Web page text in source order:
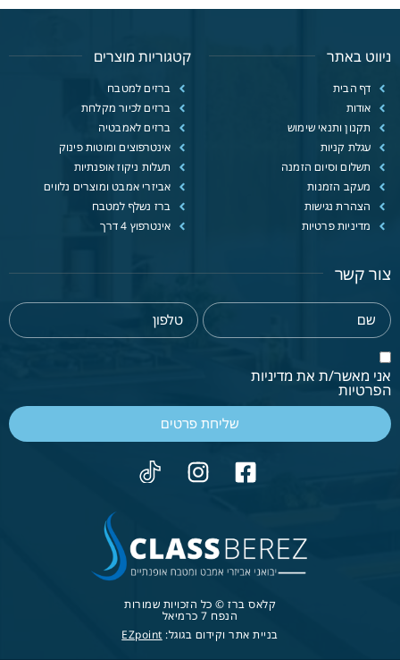
ניווט באתר
דף הבית
אודות
תקנון ותנאי שימוש
עגלת קניות
תשלום וסיום הזמנה
מעקב הזמנות
הצהרת נגישות
מדיניות פרטיות
קטגוריות מוצרים
ברזים למטבח
ברזים לכיור מקלחת
ברזים לאמבטיה
אינטרפוצים ומוטות פינוק
תעלות ניקוז אופנתיות
אביזרי אמבט ומוצרים נלווים
ברז נשלף למטבח
אינטרפוץ 4 דרך
צור קשר
אני מאשר/ת את מדיניות
הפרטיות
שליחת פרטים
קלאס ברז © כל הזכויות שמורות
הנפח 7 כרמיאל
בניית אתר וקידום בגוגל: EZpoint